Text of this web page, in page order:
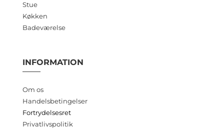
Stue
Køkken
Badeværelse
INFORMATION
Om os
Handelsbetingelser
Fortrydelsesret
Privatlivspolitik